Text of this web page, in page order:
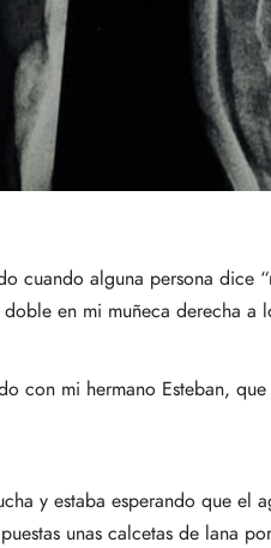
cuando alguna persona dice
en mi muñeca derecha a
con mi hermano Esteban,
y estaba esperando que el
unas calcetas de lana